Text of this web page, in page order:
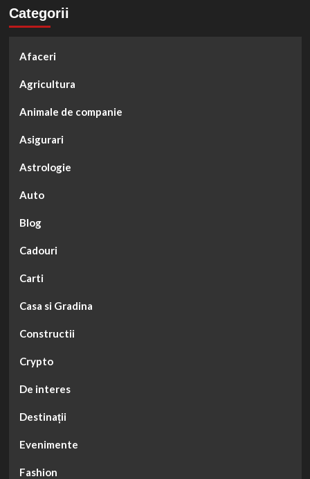
1933
mărţişorului,
simbolul
Categorii
Afaceri
Agricultura
Animale de companie
Asigurari
Astrologie
Auto
Blog
Cadouri
Carti
Casa si Gradina
Constructii
Crypto
De interes
Destinații
Evenimente
Fashion